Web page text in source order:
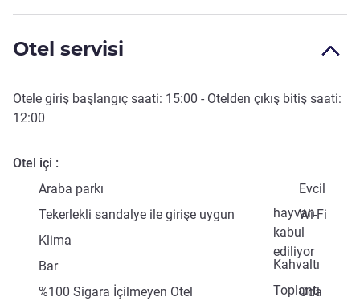
Otel servisi
Otele giriş başlangıç saati: 15:00 - Otelden çıkış bitiş saati:
12:00
Otel içi
Araba parkı
Evcil
hayvan
kabul
ediliyor
Tekerlekli sandalye ile girişe uygun
Wi-Fi
Klima
Kahvaltı
Bar
Toplantı
%100 Sigara İçilmeyen Otel
Oda